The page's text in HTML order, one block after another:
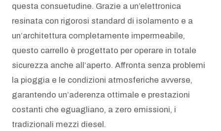
questa consuetudine. Grazie a un’elettronica
resinata con rigorosi standard di isolamento e a
un’architettura completamente impermeabile,
questo carrello è progettato per operare in totale
sicurezza anche all’aperto. Affronta senza problemi
la pioggia e le condizioni atmosferiche avverse,
garantendo un’aderenza ottimale e prestazioni
costanti che eguagliano, a zero emissioni, i
tradizionali mezzi diesel.